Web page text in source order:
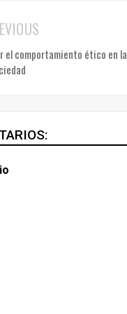
el comportamiento ético en la